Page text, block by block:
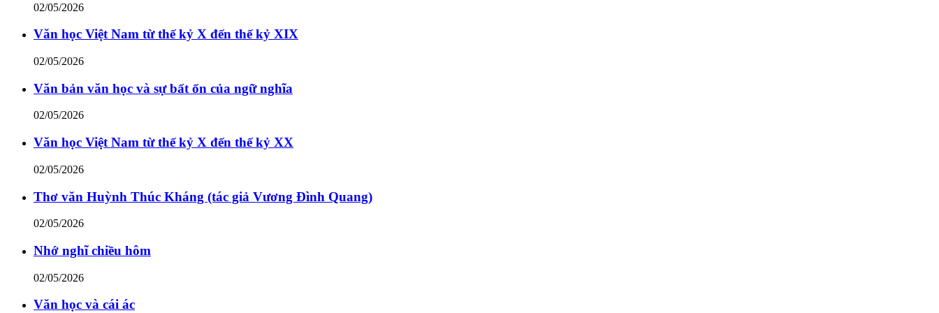
02/05/2026
Văn học Việt Nam từ thế kỷ X đến thế kỷ XIX
02/05/2026
Văn bản văn học và sự bất ổn của ngữ nghĩa
02/05/2026
Văn học Việt Nam từ thế kỷ X đến thế kỷ XX
02/05/2026
Thơ văn Huỳnh Thúc Kháng (tác giả Vương Đình Quang)
02/05/2026
Nhớ nghĩ chiều hôm
02/05/2026
Văn học và cái ác